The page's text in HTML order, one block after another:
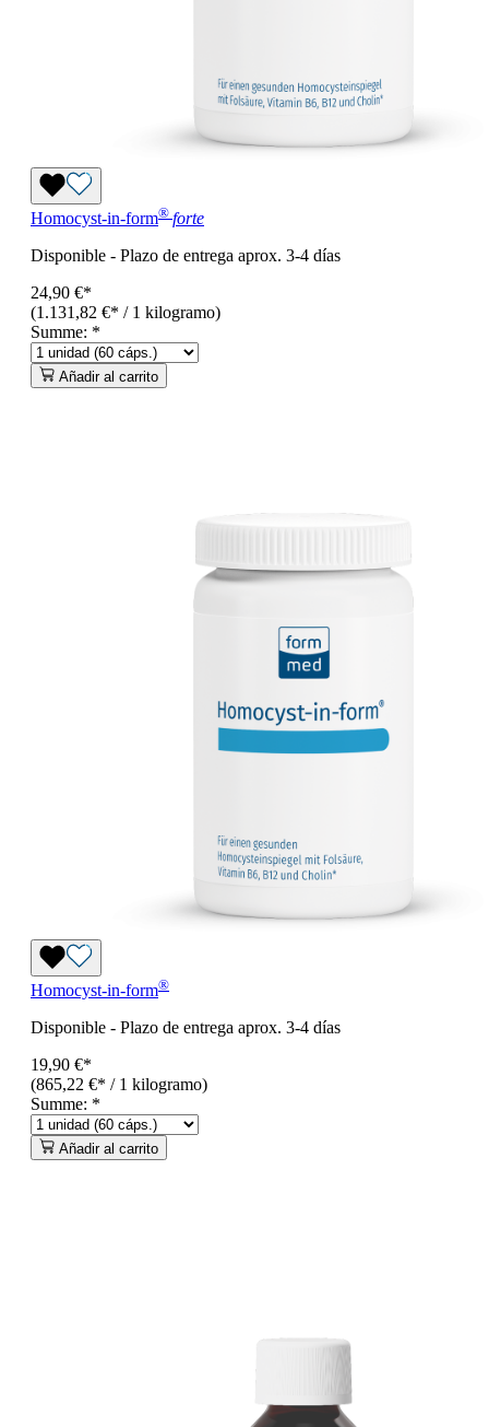
Homocyst-in-form® forte
Disponible - Plazo de entrega aprox. 3-4 días
24,90 €*
(1.131,82 €* / 1 kilogramo)
Summe: *
Añadir al carrito
Homocyst-in-form®
Disponible - Plazo de entrega aprox. 3-4 días
19,90 €*
(865,22 €* / 1 kilogramo)
Summe: *
Añadir al carrito